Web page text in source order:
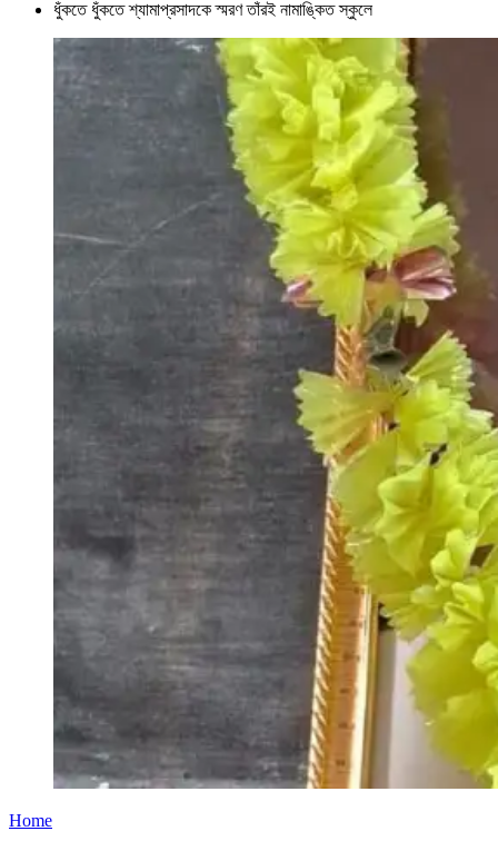
ধুঁকতে ধুঁকতে শ্যামাপ্রসাদকে স্মরণ তাঁরই নামাঙ্কিত স্কুলে
Home